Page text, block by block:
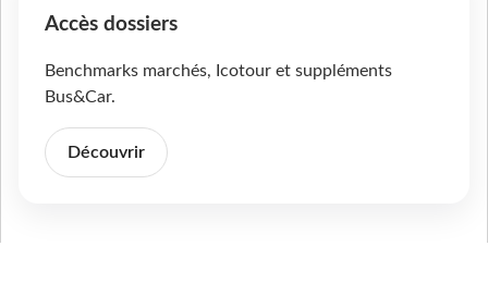
Accès dossiers
Benchmarks marchés, Icotour et suppléments
Bus&Car.
Découvrir